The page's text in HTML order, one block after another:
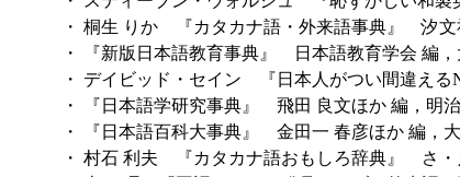
・ 桐生 りか 『カタカナ語・外来語事典』 汐文
・ 『新版日本語教育事典』 日本語教育学会 編，
・ デイビッド・セイン 『日本人がつい間違える
・ 『日本語学研究事典』 飛田 良文ほか 編，明治
・ 『日本語百科大事典』 金田一 春彦ほか 編，大
・ 村石 利夫 『カタカナ語おもしろ辞典』 さ・